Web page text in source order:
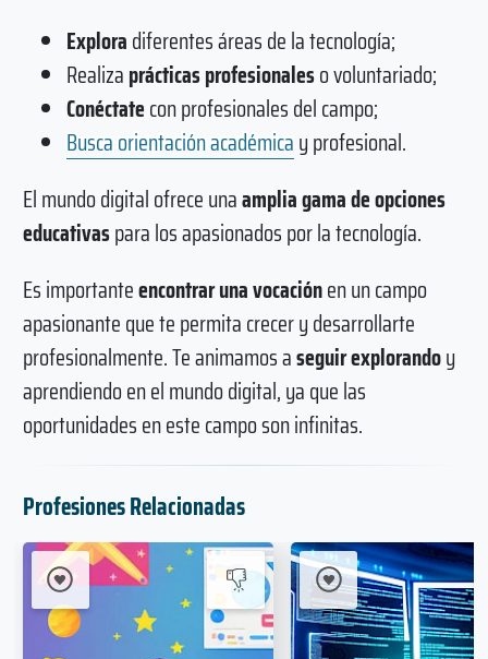
Exploradiferentes áreas de la tecnología;
Realizaprácticas profesionaleso voluntariado;
Conéctatecon profesionales del campo;
Busca orientación académicay profesional.
El mundo digital ofrece unaamplia gama de opciones
educativaspara los apasionados por la tecnología.
Es importanteencontrar una vocaciónen un campo
apasionante que te permita crecer y desarrollarte
profesionalmente. Te animamos aseguir explorandoy
aprendiendo en el mundo digital, ya que las
oportunidades en este campo son infinitas.
Profesiones Relacionadas